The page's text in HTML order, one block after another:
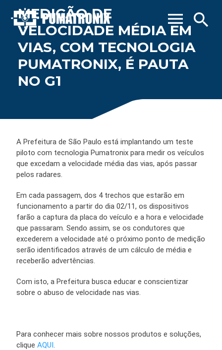
search
menu
MEDIÇÃO DE
VELOCIDADE MÉDIA EM
VIAS, COM TECNOLOGIA
PUMATRONIX, É PAUTA
NO G1
A Prefeitura de São Paulo está implantando um teste
piloto com tecnologia Pumatronix para medir os veículos
que excedam a velocidade média das vias, após passar
pelos radares.
Em cada passagem, dos 4 trechos que estarão em
funcionamento a partir do dia 02/11, os dispositivos
farão a captura da placa do veículo e a hora e velocidade
que passaram. Sendo assim, se os condutores que
excederem a velocidade até o próximo ponto de medição
serão identificados através de um cálculo de média e
receberão advertências.
Com isto, a Prefeitura busca educar e conscientizar
sobre o abuso de velocidade nas vias.
Para conhecer mais sobre nossos produtos e soluções,
clique AQUI.